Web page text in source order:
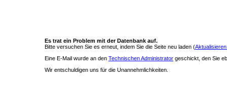
Es trat ein Problem mit der Datenbank auf.
Bitte versuchen Sie es erneut, indem Sie die Seite neu laden (
Eine E-Mail wurde an den Technischen Administrator geschickt, den Sie
Wir entschuldigen uns für die Unannehmlichkeiten.